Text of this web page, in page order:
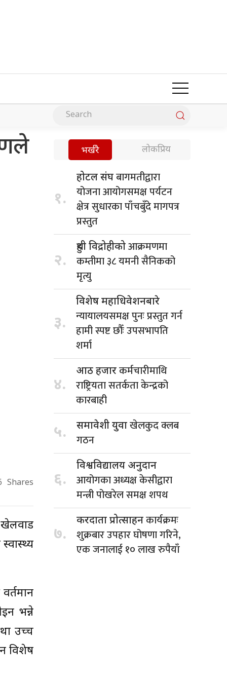
Shares
खेलवाड
भन्ने
उच्च
विशेष
भर्खरै लोकप्रिय
१.
होटल संघबागमतीद्वारा
योजना आयोगसमक्ष पर्यटन
क्षेत्र सुधारका पाँचबुँदे मागपत्र
प्रस्तुत
२.
हुथी विद्रोहीकोआक्रमणमा
कम्तीमा ३८ यमनी सैनिकको
मृत्यु
३.
विशेष महाधिवेशनबारे
न्यायालयसमक्ष पुनः प्रस्तुत गर्न
हामी स्पष्ट छौँः उपसभापति
शर्मा
४.
आठ हजारकर्मचारीमाथि
राष्ट्रियता सतर्कता केन्द्रको
कारबाही
५. समावेशी युवाखेलकुद क्लब
गठन
६.
विश्वविद्यालय अनुदान
आयोगका अध्यक्ष केसीद्वारा
मन्त्री पोखरेल समक्ष शपथ
७.
करदाता प्रोत्साहनकार्यक्रमः
शुक्रबार उपहार घोषणा गरिने,
एक जनालाई १० लाख रुपैयाँ